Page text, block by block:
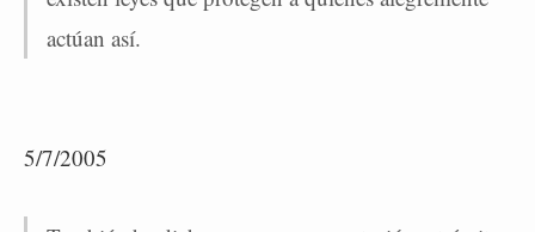
actúan así.
5/7/2005